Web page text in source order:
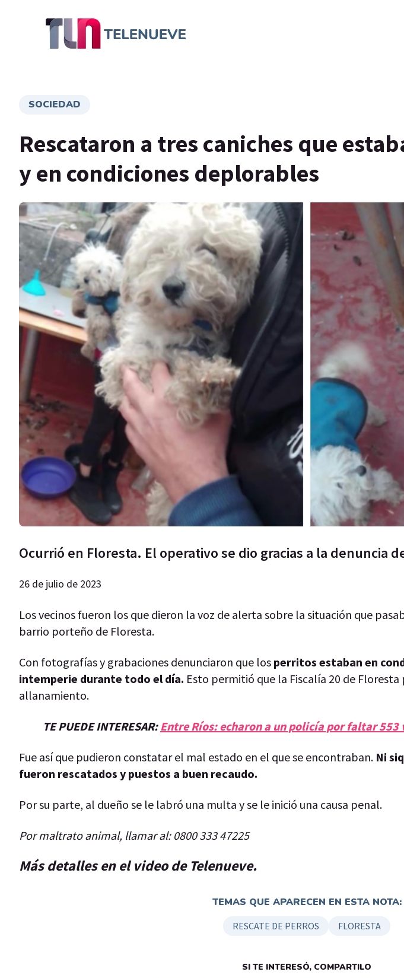
SOCIEDAD
Rescataron a tres caniches que
y en condiciones deplorables
Ocurrió en Floresta. El operativo se dio gracias a la denuncia
26 de julio de 2023
Los vecinos fueron los que dieron la voz de alerta sobre la situación que
barrio porteño de Floresta.
Con fotografías y grabaciones denunciaron que los perritos estaban en
intemperie durante todo el día. Esto permitió que la Fiscalía 20 de
allanamiento.
TE PUEDE INTERESAR: Entre Ríos: echaron a un policía por faltar 553
Fue así que pudieron constatar el mal estado en el que se encontraban. Ni
fueron rescatados y puestos a buen recaudo.
Por su parte, al dueño se le labró una multa y se le inició una causa penal.
Por maltrato animal, llamar al: 0800 333 47225
Más detalles en el video de Telenueve.
TEMAS QUE APARECEN EN ESTA NOTA:
RESCATE DE PERROS FLORESTA
SI TE INTERESÓ, COMPARTILO